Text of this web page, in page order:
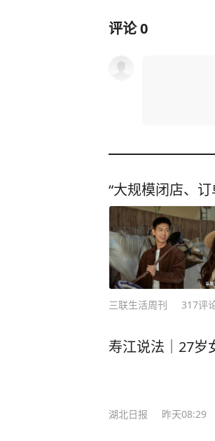
评论0
“大规模闭店、
三联生活周刊 317评
寿江说法｜27岁
湖北日报 昨天08:29